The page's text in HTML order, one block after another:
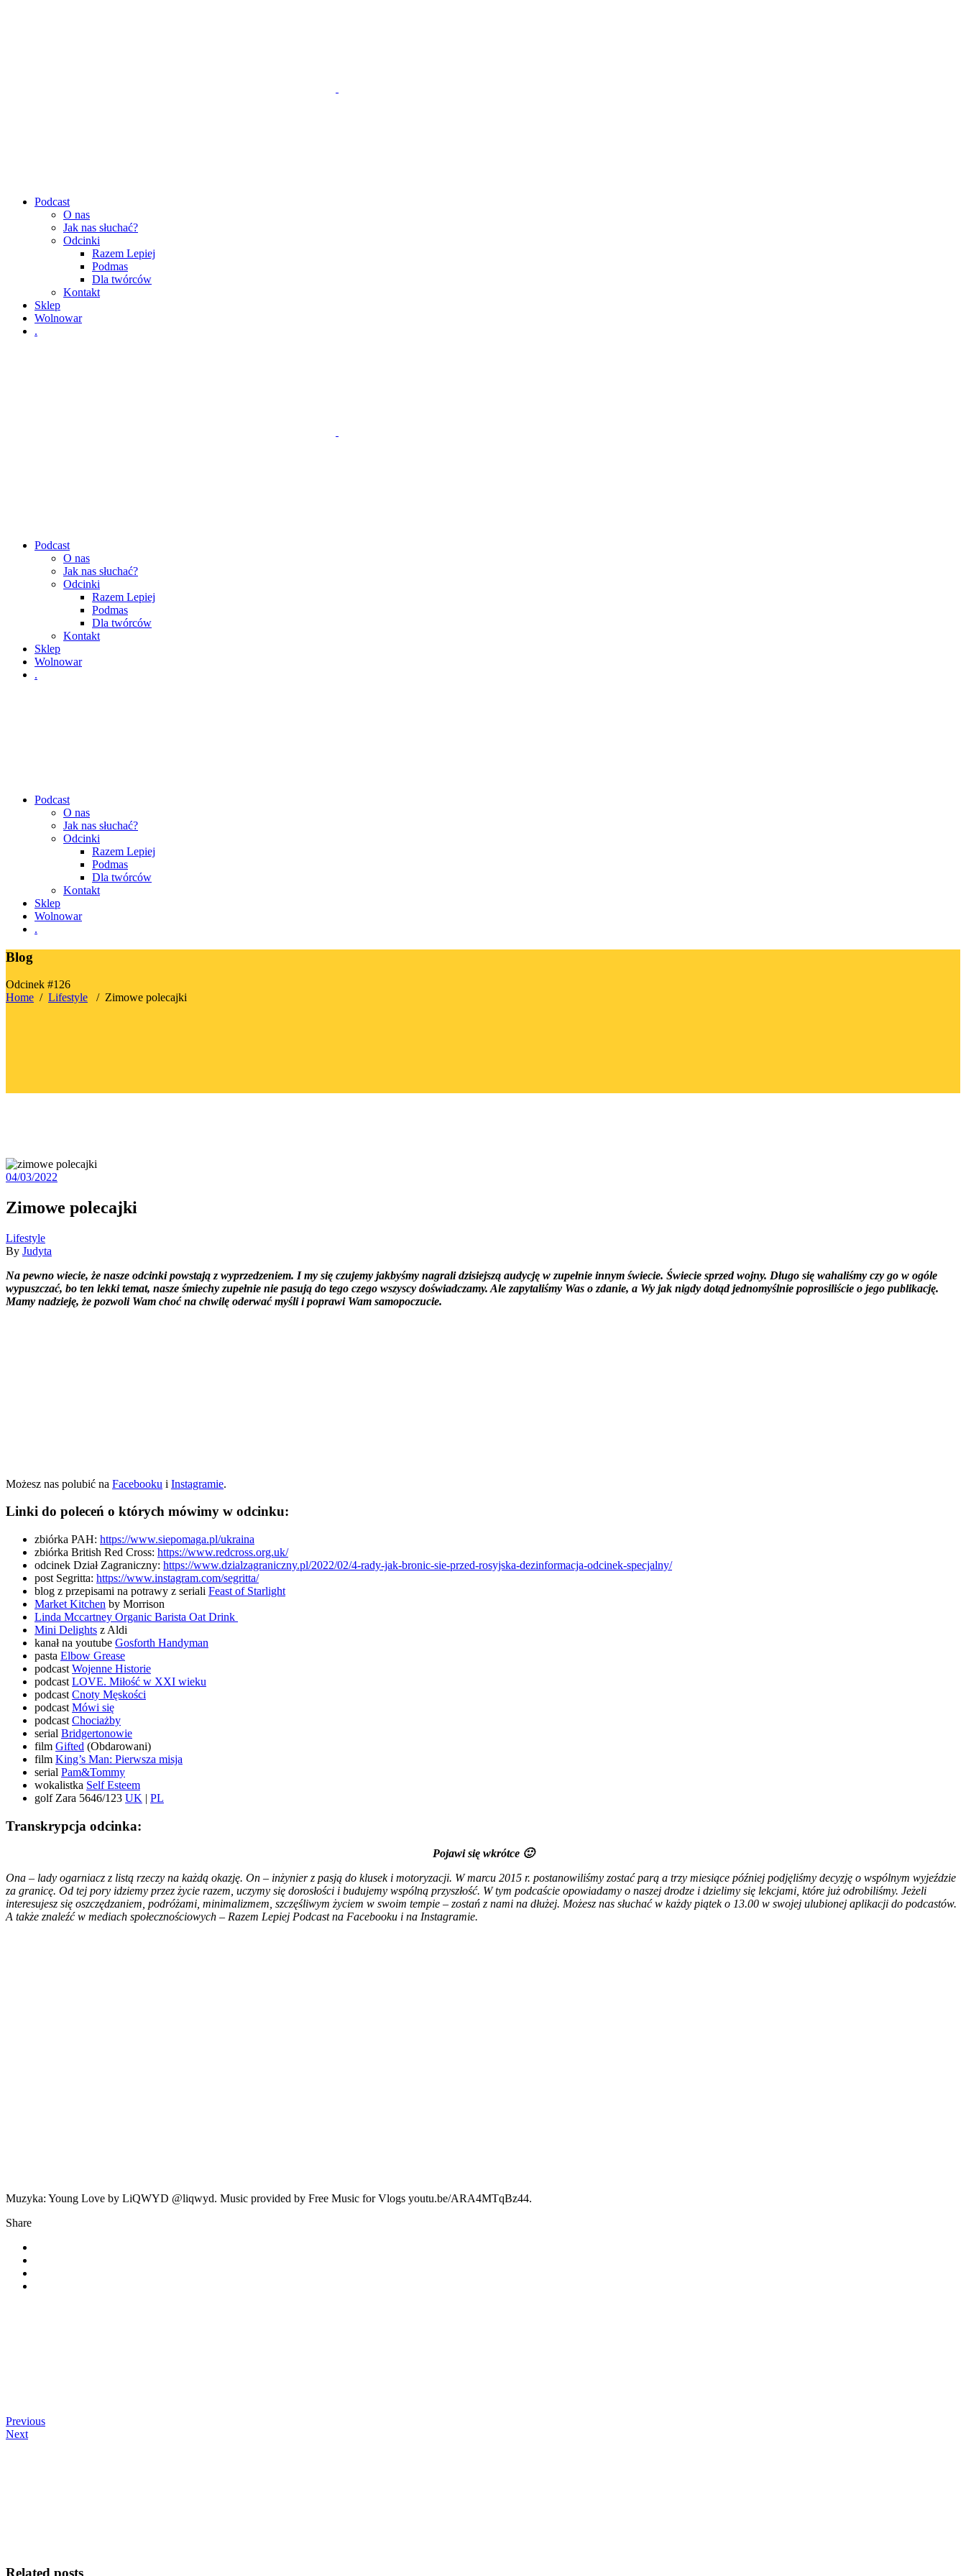
Podcast
O nas
Jak nas słuchać?
Odcinki
Razem Lepiej
Podmas
Dla twórców
Kontakt
Sklep
Wolnowar
.
Podcast
O nas
Jak nas słuchać?
Odcinki
Razem Lepiej
Podmas
Dla twórców
Kontakt
Sklep
Wolnowar
.
Podcast
O nas
Jak nas słuchać?
Odcinki
Razem Lepiej
Podmas
Dla twórców
Kontakt
Sklep
Wolnowar
.
Blog
Odcinek #126
Home / Lifestyle / Zimowe polecajki
04/03/2022
Zimowe polecajki
Lifestyle
By Judyta
Na pewno wiecie, że nasze odcinki powstają z wyprzedzeniem. I my się czujemy jakbyśmy nagrali dzisiejszą audycję w zupełnie innym świecie. Świecie sprzed wojny. Długo się wahaliśmy czy go w ogóle
wypuszczać, bo ten lekki temat, nasze śmiechy zupełnie nie pasują do tego czego wszyscy doświadczamy. Ale zapytaliśmy Was o zdanie, a Wy jak nigdy dotąd jednomyślnie poprosiliście o jego publikację.
Mamy nadzieję, że pozwoli Wam choć na chwilę oderwać myśli i poprawi Wam samopoczucie.
Możesz nas polubić na Facebooku i Instagramie.
Linki do poleceń o których mówimy w odcinku:
zbiórka PAH: https://www.siepomaga.pl/ukraina
zbiórka British Red Cross: https://www.redcross.org.uk/
odcinek Dział Zagraniczny: https://www.dzialzagraniczny.pl/2022/02/4-rady-jak-bronic-sie-przed-rosyjska-dezinformacja-odcinek-specjalny/
post Segritta: https://www.instagram.com/segritta/
blog z przepisami na potrawy z seriali Feast of Starlight
Market Kitchen by Morrison
Linda Mccartney Organic Barista Oat Drink
Mini Delights z Aldi
kanał na youtube Gosforth Handyman
pasta Elbow Grease
podcast Wojenne Historie
podcast LOVE. Miłość w XXI wieku
podcast Cnoty Męskości
podcast Mówi się
podcast Chociażby
serial Bridgertonowie
film Gifted (Obdarowani)
film King’s Man: Pierwsza misja
serial Pam&Tommy
wokalistka Self Esteem
golf Zara 5646/123 UK | PL
Transkrypcja odcinka:
Pojawi się wkrótce 🙂
Ona – lady ogarniacz z listą rzeczy na każdą okazję. On – inżynier z pasją do klusek i motoryzacji. W marcu 2015 r. postanowiliśmy zostać parą a trzy miesiące później podjęliśmy decyzję o wspólnym wyjeździe
za granicę. Od tej pory idziemy przez życie razem, uczymy się dorosłości i budujemy wspólną przyszłość. W tym podcaście opowiadamy o naszej drodze i dzielimy się lekcjami, które już odrobiliśmy. Jeżeli
interesujesz się oszczędzaniem, podróżami, minimalizmem, szczęśliwym życiem w swoim tempie – zostań z nami na dłużej. Możesz nas słuchać w każdy piątek o 13.00 w swojej ulubionej aplikacji do podcastów.
A także znaleźć w mediach społecznościowych – Razem Lepiej Podcast na Facebooku i na Instagramie.
Muzyka: Young Love by LiQWYD @liqwyd. Music provided by Free Music for Vlogs youtu.be/ARA4MTqBz44.
Share
Previous
Next
Related posts